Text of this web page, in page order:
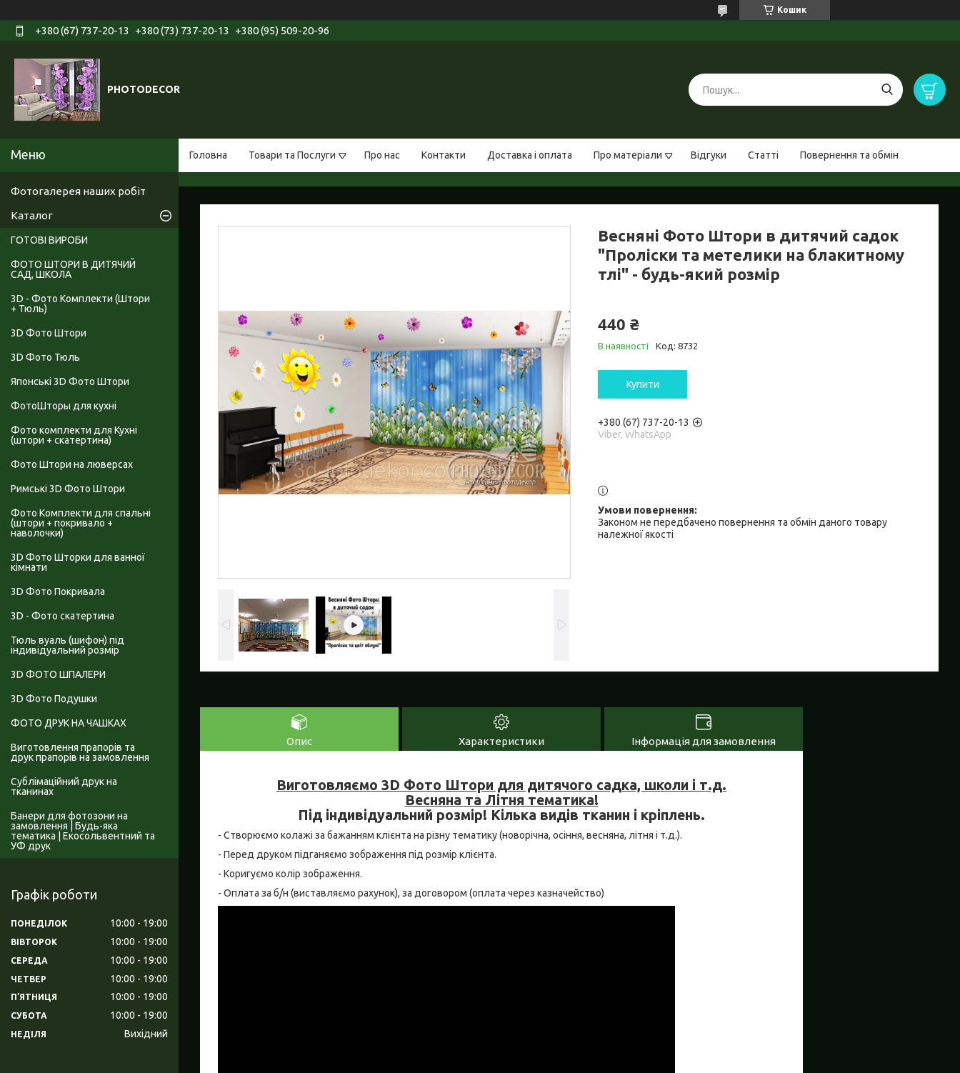
Кошик
+380 (67) 737-20-13 +380 (73) 737-20-13 +380 (95) 509-20-96
PHOTODECOR
Головна Товари та Послуги Про нас Контакти Доставка і оплата Про матеріали Відгуки Статті Повернення та обмін
Весняні Фото Штори в дитячий садок
"Проліски та метелики на блакитному
тлі" - будь-який розмір
440 ₴
В наявності Код: 8732
Купити
+380 (67) 737-20-13
Viber, WhatsApp
Законом не передбачено повернення та обмін даного товару
належної якості
Опис Характеристики Інформація для замовлення
Виготовляємо 3D Фото Штори для дитячого садка, школи і т.д.
Весняна та Літня тематика!
Під індивідуальний розмір! Кілька видів тканин і кріплень.
- Створюємо колажі за бажанням клієнта на різну тематику (новорічна, осіння, весняна, літня і т.д.).
- Перед друком підганяємо зображення під розмір клієнта.
- Коригуємо колір зображення.
- Оплата за б/н (виставляємо рахунок), за договором (оплата через казначейство)
Фотогалерея наших робіт
Каталог
ГОТОВІ ВИРОБИ
ФОТО ШТОРИ В ДИТЯЧИЙ
САД, ШКОЛА
3D - Фото Комплекти (Штори
+ Тюль)
3D Фото Штори
3D Фото Тюль
Японські 3D Фото Штори
ФотоШторы для кухні
Фото комплекти для Кухні
(штори + скатертина)
Фото Штори на люверсах
Римські 3D Фото Штори
Фото Комплекти для спальні
(штори + покривало +
наволочки)
3D Фото Шторки для ванної
кімнати
3D Фото Покривала
3D - Фото скатертина
Тюль вуаль (шифон) під
індивідуальний розмір
3D ФОТО ШПАЛЕРИ
3D Фото Подушки
ФОТО ДРУК НА ЧАШКАХ
Виготовлення прапорів та
друк прапорів на замовлення
Сублімаційний друк на
тканинах
Банери для фотозони на
замовлення | Будь-яка
тематика | Екосольвентний та
УФ друк
Графік роботи
ПОНЕДІЛОК 10:00 19:00
ВІВТОРОК 10:00 19:00
СЕРЕДА 10:00 19:00
ЧЕТВЕР 10:00 19:00
ПʼЯТНИЦЯ 10:00 19:00
СУБОТА 10:00 19:00
НЕДІЛЯ Вихідний